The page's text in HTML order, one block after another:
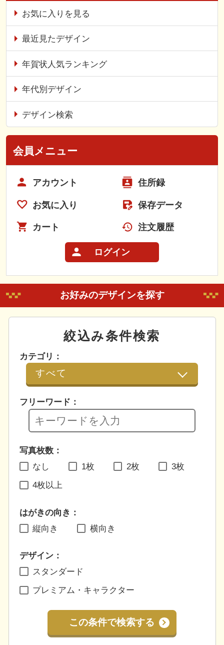
お気に入りを見る
最近見たデザイン
年賀状人気ランキング
年代別デザイン
デザイン検索
会員メニュー
アカウント 住所録
お気に入り 保存データ
カート 注文履歴
ログイン
お好みのデザインを探す
絞込み条件検索
カテゴリ：
フリーワード：
写真枚数：
なし
1枚 2枚 3枚
4枚以上
はがきの向き：
縦向き
横向き
デザイン：
スタンダード
プレミアム・キャラクター
この条件で検索する